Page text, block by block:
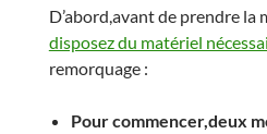
D’abord,avant de prendre la
disposez du matériel
remorquage :
Pour commencer,deux